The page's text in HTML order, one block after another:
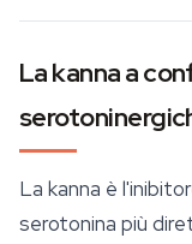
La kanna a
La kanna è
serotonina più